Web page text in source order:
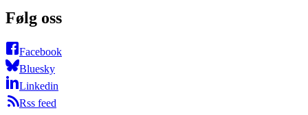
Følg oss
Facebook
Bluesky
Linkedin
Rss feed